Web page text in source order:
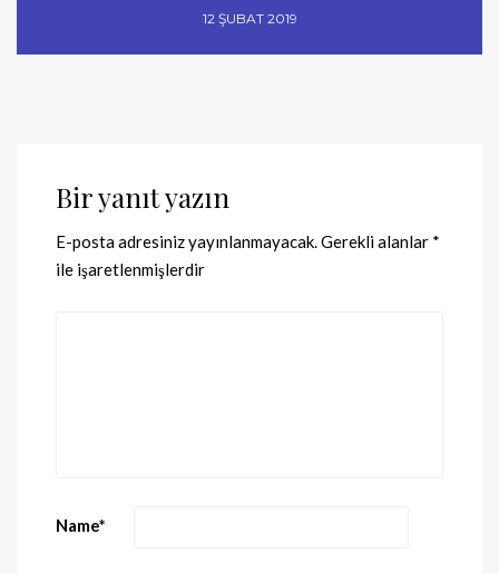
12 ŞUBAT 2019
Bir yanıt yazın
E-posta adresiniz yayınlanmayacak.Gerekli alanlar *
ile işaretlenmişlerdir
Name*